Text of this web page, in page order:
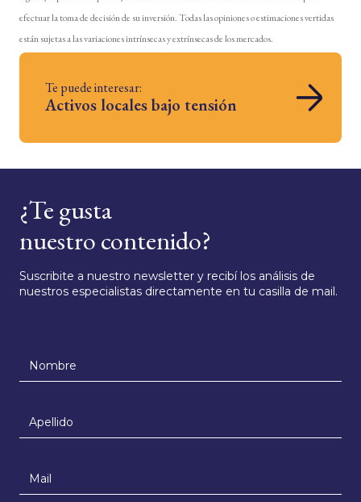
efectuar la toma de decisión de su inversión. Todas las opiniones o estimaciones vertidas
están sujetas a las variaciones intrínsecas y extrínsecas de los mercados.
Te puede interesar:
Activos locales bajo tensión
¿Te gusta
nuestro contenido?
Suscribite a nuestro newsletter y recibí los análisis de
nuestros especialistas directamente en tu casilla de mail.